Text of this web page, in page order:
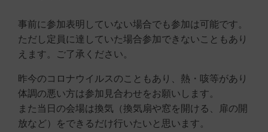
事前に参加表明していない場合でも参加は可能です。
ただし定員に達していた場合参加できないこともあり
えます。ご了承ください。
昨今のコロナウイルスのこともあり、熱・咳等があり
体調の悪い方は参加見合わせをお願いします。
また当日の会場は換気（換気扇や窓を開ける、扉の開
放など）をできるだけ行いたいと思います。